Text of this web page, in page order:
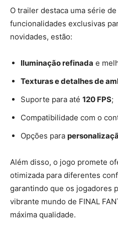
O trailer destaca uma série
funcionalidades exclusivas
novidades, estão:
Iluminação refinada e
Texturas e detalhes de
Suporte para até 120 FPS;
Compatibilidade com o
Opções para
Além disso, o jogo promete
otimizada para diferentes
garantindo que os jogadores
vibrante mundo de FINAL
máxima qualidade.